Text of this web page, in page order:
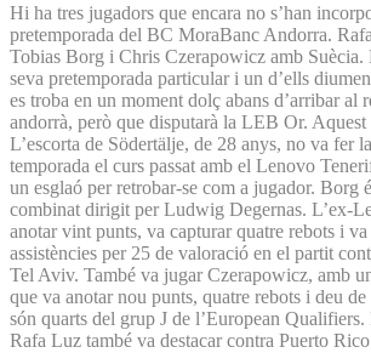
Hi ha tres jugadors que encara no s’han
pretemporada del BC MoraBanc Andorra.
Tobias Borg i Chris Czerapowicz amb Suècia.
seva pretemporada particular i un d’ells
es troba en un moment dolç abans d’arribar al
andorrà, però que disputarà la LEB Or. Aquest
L’escorta de Södertälje, de 28 anys, no va fer
temporada el curs passat amb el Lenovo
un esglaó per retrobar-se com a jugador. Borg
combinat dirigit per Ludwig Degernas. L’ex-
anotar vint punts, va capturar quatre rebots i
assistències per 25 de valoració en el partit
Tel Aviv. També va jugar Czerapowicz, amb
que va anotar nou punts, quatre rebots i deu
són quarts del grup J de l’European Qualifiers.
Rafa Luz també va destacar contra Puerto